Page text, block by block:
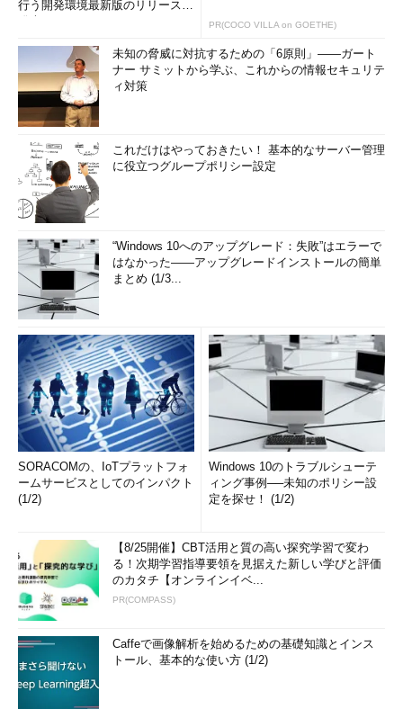
行う開発環境最新版のリリースを
PR(COCO VILLA on GOETHE)
未知の脅威に対抗するための「6原則」――ガート
ナー サミットから学ぶ、これからの情報セキュリテ
ィ対策
これだけはやっておきたい！ 基本的なサーバー管理
に役立つグループポリシー設定
“Windows 10へのアップグレード：失敗”はエラーで
はなかった――アップグレードインストールの簡単
まとめ (1/3...
SORACOMの、IoTプラットフォ
ームサービスとしてのインパクト
(1/2)
Windows 10のトラブルシューテ
ィング事例──未知のポリシー設
定を探せ！ (1/2)
【8/25開催】CBT活用と質の高い探究学習で変わ
る！次期学習指導要領を見据えた新しい学びと評価
のカタチ【オンラインイベ...
PR(COMPASS)
Caffeで画像解析を始めるための基礎知識とインス
トール、基本的な使い方 (1/2)